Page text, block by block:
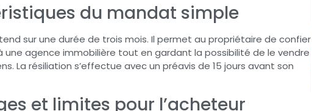
du mandat simple
sur une durée de trois mois. Il permet au propriétaire de confier
une agence immobilière tout en gardant la possibilité de le vendre
La résiliation s’effectue avec un préavis de 15 jours avant son
et limites pour l’acheteur